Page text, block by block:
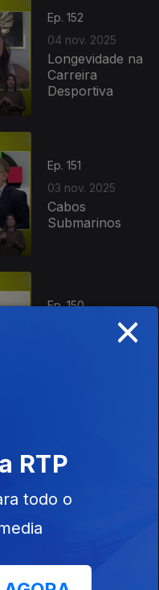
Ep. 152
04 nov. 2025
Longevidade na
Carreira
Desportiva
Ep. 151
03 nov. 2025
Cabos
Submarinos
Ep. 150
30 out. 2025
Masculina
Ep. 148
×
RTP
todo o